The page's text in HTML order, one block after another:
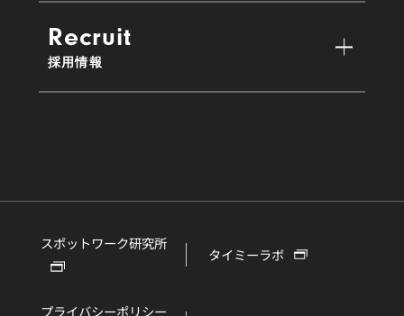
Recruit
採用情報
スポットワーク研究所
タイミーラボ
プライバシーポリシー